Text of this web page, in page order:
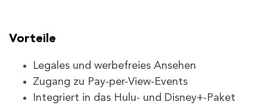
Vorteile
Legales und werbefreies Ansehen
Zugang zu Pay-per-View-Events
Integriert in das Hulu- und Disney+-Paket